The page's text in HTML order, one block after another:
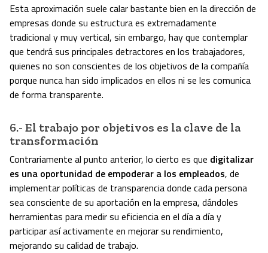
Esta aproximación suele calar bastante bien en la dirección de
empresas donde su estructura es extremadamente
tradicional y muy vertical, sin embargo, hay que contemplar
que tendrá sus principales detractores en los trabajadores,
quienes no son conscientes de los objetivos de la compañía
porque nunca han sido implicados en ellos ni se les comunica
de forma transparente.
6.- El trabajo por objetivos es la clave de la
transformación
Contrariamente al punto anterior, lo cierto es que digitalizar
es una oportunidad de empoderar a los empleados, de
implementar políticas de transparencia donde cada persona
sea consciente de su aportación en la empresa, dándoles
herramientas para medir su eficiencia en el día a día y
participar así activamente en mejorar su rendimiento,
mejorando su calidad de trabajo.